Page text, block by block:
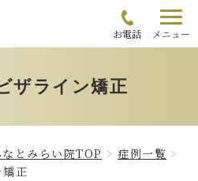
お電話 メニュー
ザライン矯正
とみらい院TOP
症例一覧
正